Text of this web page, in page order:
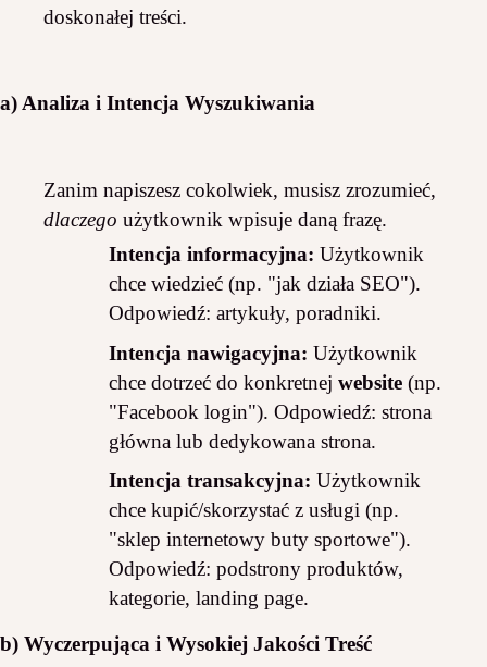
doskonałej treści.
a) Analiza i Intencja Wyszukiwania
Zanim napiszesz cokolwiek, musisz zrozumieć,
dlaczego użytkownik wpisuje daną frazę.
Intencja informacyjna: Użytkownik
chce wiedzieć (np. "jak działa SEO").
Odpowiedź: artykuły, poradniki.
Intencja nawigacyjna: Użytkownik
chce dotrzeć do konkretnej website (np.
"Facebook login"). Odpowiedź: strona
główna lub dedykowana strona.
Intencja transakcyjna: Użytkownik
chce kupić/skorzystać z usługi (np.
"sklep internetowy buty sportowe").
Odpowiedź: podstrony produktów,
kategorie, landing page.
b) Wyczerpująca i Wysokiej Jakości Treść